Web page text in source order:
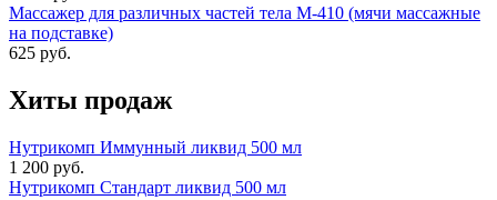
Массажер для различных частей тела М-410 (мячи массажные
на подставке)
625 руб.
Хиты продаж
Нутрикомп Иммунный ликвид 500 мл
1 200 руб.
Нутрикомп Стандарт ликвид 500 мл